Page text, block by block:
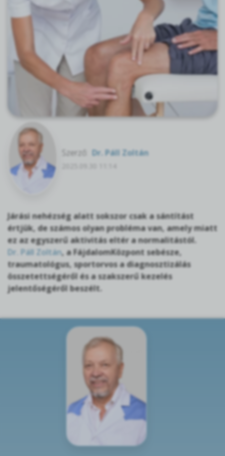
Szerző: Dr. Páll Zoltán
Járási nehézség alatt sokszor csak a sántítást
értjük, de számos olyan probléma van, amely miatt
ez az egyszerű aktivitás eltér a normalitástól.
Dr. Páll Zoltán, a FájdalomKözpont sebésze,
traumatológus, sportorvos a diagnosztizálás
összetettségéről és a szakszerű kezelés
jelentőségéről beszélt.